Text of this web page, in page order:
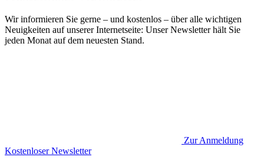
Wir informieren Sie gerne – und kostenlos – über alle wichtigen
Neuigkeiten auf unserer Internetseite: Unser Newsletter hält Sie
jeden Monat auf dem neuesten Stand.
Zur Anmeldung
Kostenloser Newsletter